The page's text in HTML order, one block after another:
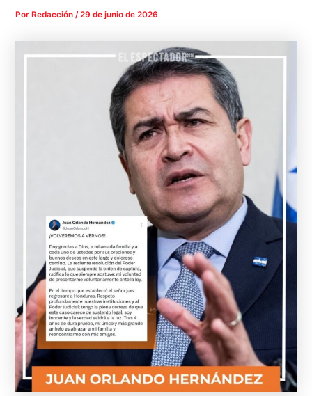
Por Redacción/29 de junio de 2026